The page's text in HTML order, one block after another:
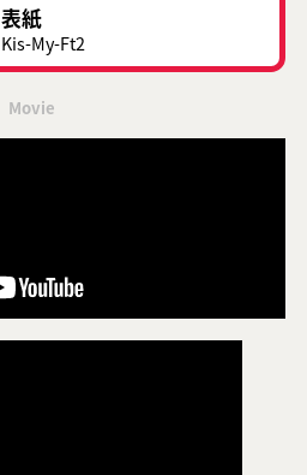
表紙
Kis-My-Ft2
Movie